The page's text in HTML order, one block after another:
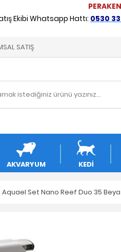
Ekibi Whatsapp Hattı: 0530
SATIŞ
AKVARYUM KEDİ
Aquael Set Nano Reef Duo 35